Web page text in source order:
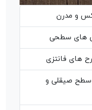
و مدرن
های سطحی
های فانتزی
سطح صیقلی و